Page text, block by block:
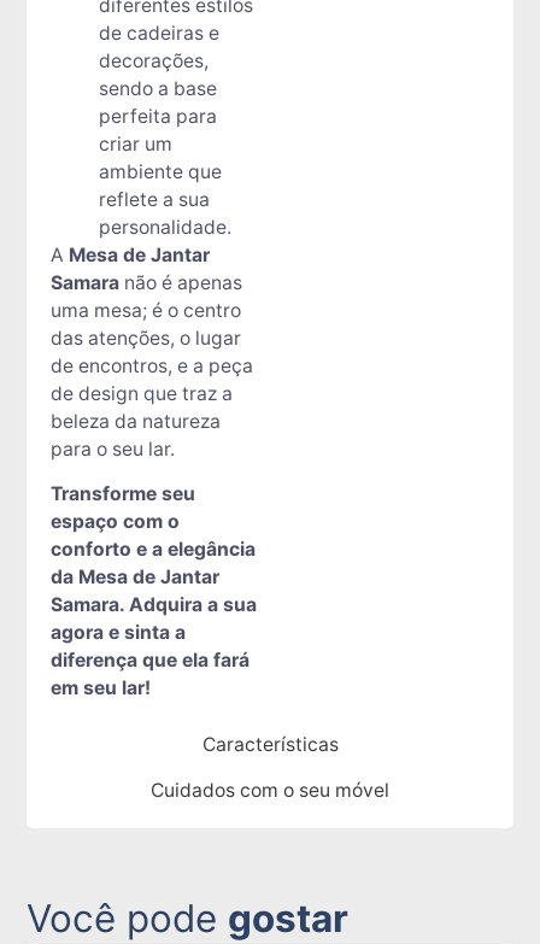
Características
Cuidados com o seu móvel
diferentes estilos
de cadeiras e
decorações,
sendo a base
perfeita para
criar um
ambiente que
reflete a sua
personalidade.
A Mesa de Jantar
Samaranão é apenas
uma mesa; é o centro
das atenções, o lugar
de encontros, e a peça
de design que traz a
beleza da natureza
para o seu lar.
Transforme seu
espaço com o
conforto e a elegância
da Mesa de Jantar
Samara. Adquira a sua
agora e sinta a
diferença que ela fará
em seu lar!
Você pode gostar